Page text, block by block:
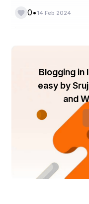
0• 14 Feb 2024
Blogging in
easy by
and